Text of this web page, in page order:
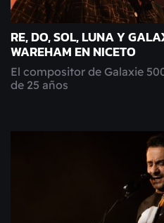
RE, DO, SOL, LUNA Y
WAREHAM EN NICETO
El compositor de Galaxie
de 25 años